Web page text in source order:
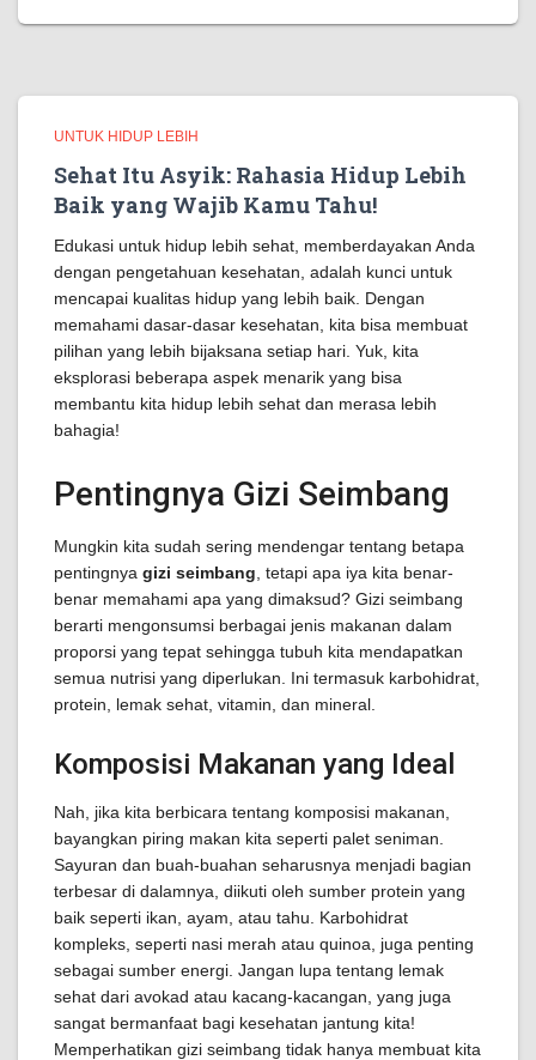
UNTUK HIDUP LEBIH
Sehat Itu Asyik: Rahasia Hidup Lebih
Baik yang Wajib Kamu Tahu!
Edukasi untuk hidup lebih sehat, memberdayakan Anda
dengan pengetahuan kesehatan, adalah kunci untuk
mencapai kualitas hidup yang lebih baik. Dengan
memahami dasar-dasar kesehatan, kita bisa membuat
pilihan yang lebih bijaksana setiap hari. Yuk, kita
eksplorasi beberapa aspek menarik yang bisa
membantu kita hidup lebih sehat dan merasa lebih
bahagia!
Pentingnya Gizi Seimbang
Mungkin kita sudah sering mendengar tentang betapa
pentingnya gizi seimbang , tetapi apa iya kita benar-
benar memahami apa yang dimaksud? Gizi seimbang
berarti mengonsumsi berbagai jenis makanan dalam
proporsi yang tepat sehingga tubuh kita mendapatkan
semua nutrisi yang diperlukan. Ini termasuk karbohidrat,
protein, lemak sehat, vitamin, dan mineral.
Komposisi Makanan yang Ideal
Nah, jika kita berbicara tentang komposisi makanan,
bayangkan piring makan kita seperti palet seniman.
Sayuran dan buah-buahan seharusnya menjadi bagian
terbesar di dalamnya, diikuti oleh sumber protein yang
baik seperti ikan, ayam, atau tahu. Karbohidrat
kompleks, seperti nasi merah atau quinoa, juga penting
sebagai sumber energi. Jangan lupa tentang lemak
sehat dari avokad atau kacang-kacangan, yang juga
sangat bermanfaat bagi kesehatan jantung kita!
Memperhatikan gizi seimbang tidak hanya membuat kita